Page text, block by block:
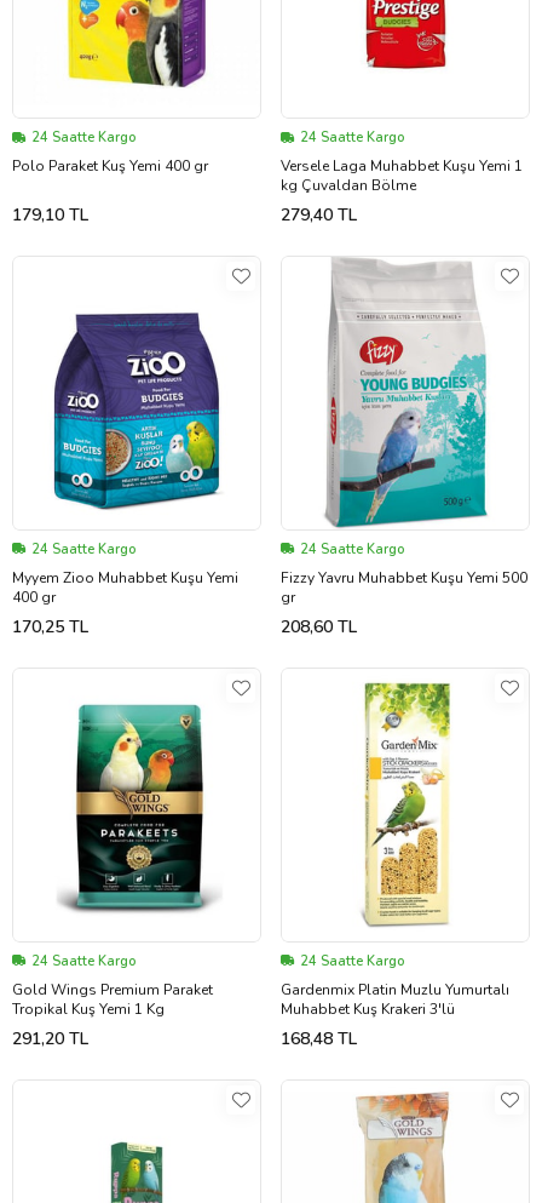
24 Saatte Kargo
Polo Paraket Kuş Yemi 400 gr
179,10 TL
24 Saatte Kargo
Versele Laga Muhabbet Kuşu Yemi 1
kg Çuvaldan Bölme
279,40 TL
24 Saatte Kargo
Myyem Zioo Muhabbet Kuşu Yemi
400 gr
170,25 TL
24 Saatte Kargo
Fizzy Yavru Muhabbet Kuşu Yemi 500
gr
208,60 TL
24 Saatte Kargo
Gold Wings Premium Paraket
Tropikal Kuş Yemi 1 Kg
291,20 TL
24 Saatte Kargo
Gardenmix Platin Muzlu Yumurtalı
Muhabbet Kuş Krakeri 3'lü
168,48 TL